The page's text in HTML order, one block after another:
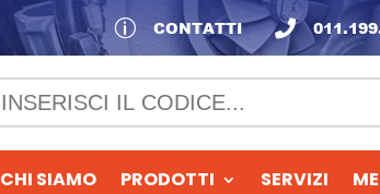

p CONTATTI
CHI SIAMO PRODOTTI SERVIZI